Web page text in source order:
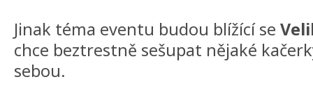
Jinak téma eventu budou blížící se
chce beztrestně sešupat nějaké
sebou.